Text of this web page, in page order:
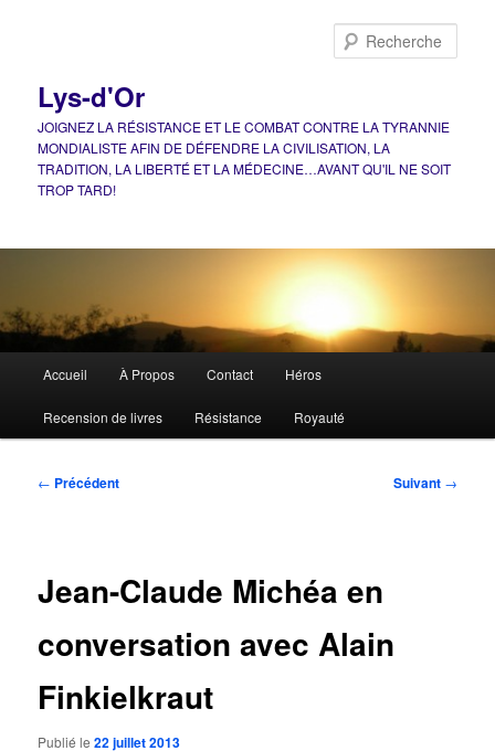
Lys-d'Or
JOIGNEZ LA RÉSISTANCE ET LE COMBAT CONTRE LA TYRANNIE
MONDIALISTE AFIN DE DÉFENDRE LA CIVILISATION, LA
TRADITION, LA LIBERTÉ ET LA MÉDECINE…AVANT QU'IL NE SOIT
TROP TARD!
principal
Accueil À Propos Contact Héros
Recension de livres Résistance Royauté
Navigation
← Précédent Suivant →
Jean-Claude Michéa en
conversation avec Alain
Finkielkraut
Publié le22 juillet 2013